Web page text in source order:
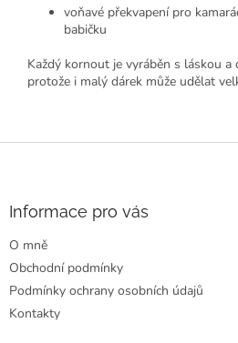
voňavé překvapení pro
babičku
Každý kornout je vyráběn s láskou a
protože i malý dárek může udělat
Informace pro vás
O mně
Obchodní podmínky
Podmínky ochrany osobních údajů
Kontakty